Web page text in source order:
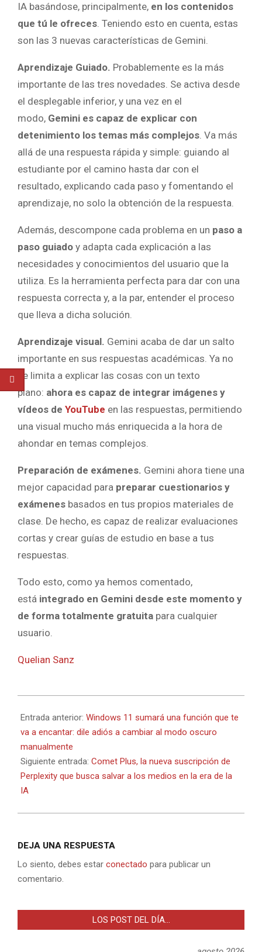
IA basándose, principalmente, en los contenidos
que tú le ofreces. Teniendo esto en cuenta, estas
son las 3 nuevas características de Gemini.
Aprendizaje Guiado. Probablemente es la más
importante de las tres novedades. Se activa desde
el desplegable inferior, y una vez en el
modo, Gemini es capaz de explicar con
detenimiento los temas más complejos. Va más
allá de una respuesta rápida y simple: guiando al
estudiante por el camino hasta dar con el
resultado, explicando cada paso y fomentando el
aprendizaje, no solo la obtención de la respuesta.
Además, descompone cada problema en un paso a
paso guiado y adapta cada explicación a las
necesidades y conocimientos del usuario que la
utiliza. Es la herramienta perfecta para dar con una
respuesta correcta y, a la par, entender el proceso
que lleva a dicha solución.
Aprendizaje visual. Gemini acaba de dar un salto
importante en sus respuestas académicas. Ya no
se limita a explicar las cosas con un texto
plano: ahora es capaz de integrar imágenes y
vídeos de YouTube en las respuestas, permitiendo
una visual mucho más enriquecida a la hora de
ahondar en temas complejos.
Preparación de exámenes. Gemini ahora tiene una
mejor capacidad para preparar cuestionarios y
exámenes basados en tus propios materiales de
clase. De hecho, es capaz de realizar evaluaciones
cortas y crear guías de estudio en base a tus
respuestas.
Todo esto, como ya hemos comentado,
está integrado en Gemini desde este momento y
de forma totalmente gratuita para cualquier
usuario.
Quelian Sanz
09-
05
Entrada anterior: Windows 11 sumará una función que te
va a encantar: dile adiós a cambiar al modo oscuro
manualmente
Siguiente entrada: Comet Plus, la nueva suscripción de
Perplexity que busca salvar a los medios en la era de la
IA
DEJA UNA RESPUESTA
Lo siento, debes estar conectado para publicar un
comentario.
LOS POST DEL DÍA…